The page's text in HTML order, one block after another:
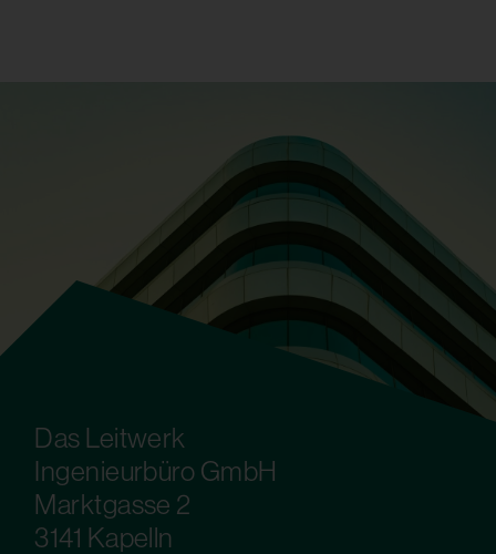
Das Leitwerk
Ingenieurbüro GmbH
Marktgasse 2
3141 Kapelln